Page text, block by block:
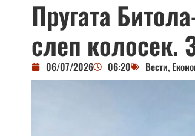
Пругата
слеп колосек.
06/07/2026 06:20 Вести,